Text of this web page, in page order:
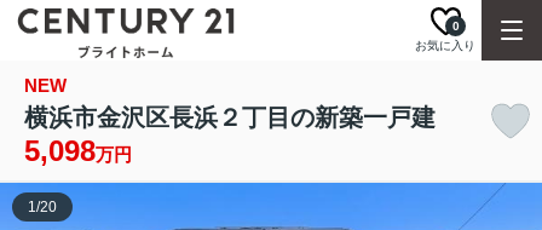
お気に入り
0
NEW
横浜市金沢区長浜２丁目の新築一戸建
5,098万円
1/20